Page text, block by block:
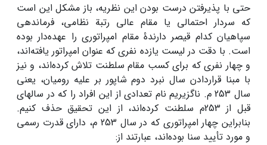
حتی با پذیرفتن درست بودن این نظریه، باز مشکل این است
که سردار احتمالی یا مقام عالی رتبة نظامی، فرماندهی
سپاهیان کدام قیصر دارندۀ مقام امپراتوری را عهده‌دار بوده
است. با دقت در لیست یازده نفری که عنوان امپراتور یافته‌اند،
و چهار نفری که برای کسب مقام سلطنت تلاش کرده‌اند، و نیز
با مبنا قراردادن سال نبرد دوم شاپور بر علیه رومیان، یعنی
سال 253 م. ناگزیریم نام تعدادی از این افراد را که در سال­های
قبل از 253م سلطنت کرده‌اند، از این تحقیق حذف کنیم.
بنابراین چهار امپراتوری که در سال 253 م، دارای قدرت رسمی
و مورد تأیید سنا بوده‌اند، عبارتند از: